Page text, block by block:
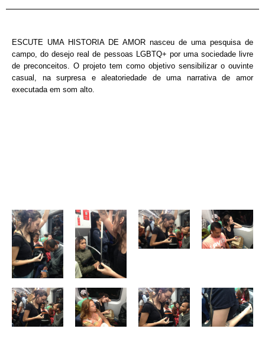
ESCUTE UMA HISTORIA DE AMOR nasceu de uma pesquisa de
campo, do desejo real de pessoas LGBTQ+ por uma sociedade livre
de preconceitos. O projeto tem como objetivo sensibilizar o ouvinte
casual, na surpresa e aleatoriedade de uma narrativa de amor
executada em som alto.